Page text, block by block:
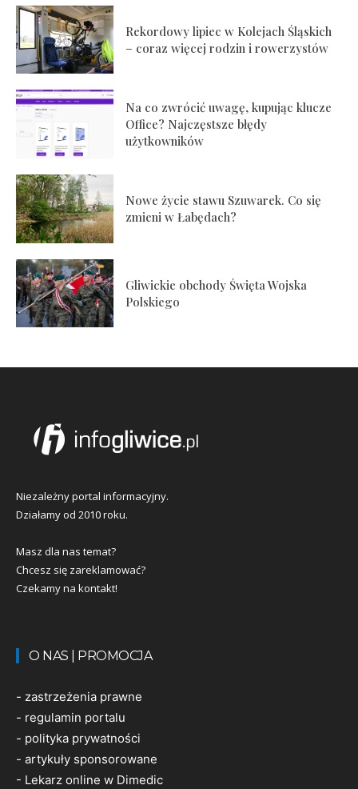
Rekordowy lipiec w Kolejach Śląskich
– coraz więcej rodzin i rowerzystów
Na co zwrócić uwagę, kupując klucze
Office? Najczęstsze błędy
użytkowników
Nowe życie stawu Szuwarek. Co się
zmieni w Łabędach?
Gliwickie obchody Święta Wojska
Polskiego
Niezależny portal informacyjny.
Działamy od 2010 roku.
Masz dla nas temat?
Chcesz się zareklamować?
Czekamy na kontakt!
O NAS | PROMOCJA
- zastrzeżenia prawne
- regulamin portalu
- polityka prywatności
- artykuły sponsorowane
- Lekarz online w Dimedic